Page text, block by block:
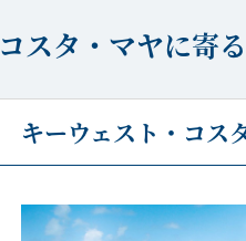
コスタ・マヤに寄
キーウェスト・コ